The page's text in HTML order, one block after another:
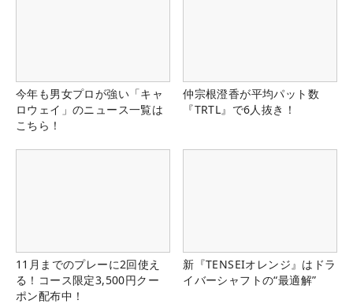
今年も男女プロが強い「キャ
ロウェイ」のニュース一覧は
こちら！
仲宗根澄香が平均パット数
『TRTL』で6人抜き！
11月までのプレーに2回使え
る！コース限定3,500円クー
ポン配布中！
新『TENSEIオレンジ』はドラ
イバーシャフトの“最適解”